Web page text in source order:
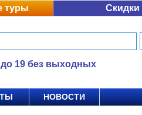
туры Скидки
до 19 без выходных
НОВОСТИ